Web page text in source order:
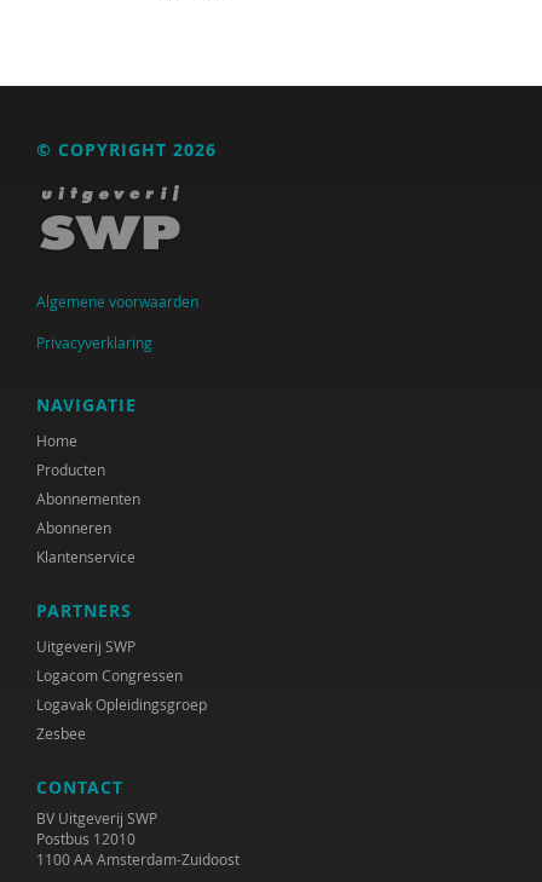
© COPYRIGHT 2026
Algemene voorwaarden
Privacyverklaring
NAVIGATIE
Home
Producten
Abonnementen
Abonneren
Klantenservice
PARTNERS
Uitgeverij SWP
Logacom Congressen
Logavak Opleidingsgroep
Zesbee
CONTACT
BV Uitgeverij SWP
Postbus 12010
1100 AA Amsterdam-Zuidoost